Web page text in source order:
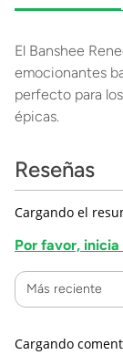
El Banshee
emocionantes
perfecto para
épicas.
Reseñas
Cargando el
Por favor,
Más reciente
Cargando